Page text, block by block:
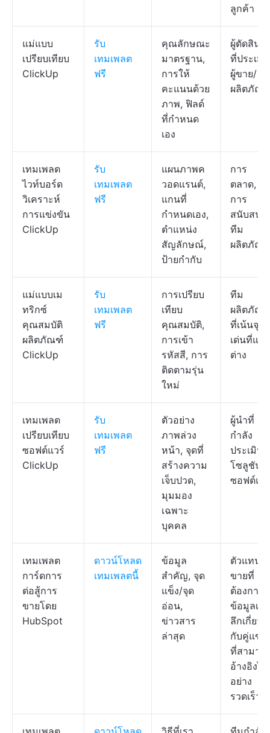
ลูกค้า
แม่แบบ
เปรียบเทียบ
ClickUp
รับ
เทมเพลต
ฟรี
คุณลักษณะ
มาตรฐาน,
การให้
คะแนนด้วย
ภาพ, ฟิลด์
ที่กำหนด
เอง
ผู้ตัดสินใจ
ที่ประเมิน
ผู้ขาย/
ผลิตภัณ
เทมเพลต
ไวท์บอร์ด
วิเคราะห์
การแข่งขัน
ClickUp
รับ
เทมเพลต
ฟรี
แผนภาพค
วอดแรนต์,
แกนที่
กำหนดเอง,
ตำแหน่ง
สัญลักษณ์,
ป้ายกำกับ
การ
ตลาด,
การ
สนับสนุน,
ทีม
ผลิตภัณ
แม่แบบเม
ทริกซ์
คุณสมบัติ
ผลิตภัณฑ์
ClickUp
รับ
เทมเพลต
ฟรี
การเปรียบ
เทียบ
คุณสมบัติ,
การเข้า
รหัสสี, การ
ติดตามรุ่น
ใหม่
ทีม
ผลิตภัณ
ที่เน้นจุด
เด่นที่แตก
ต่าง
เทมเพลต
เปรียบเทียบ
ซอฟต์แวร์
ClickUp
รับ
เทมเพลต
ฟรี
ตัวอย่าง
ภาพล่วง
หน้า, จุดที่
สร้างความ
เจ็บปวด,
มุมมอง
เฉพาะ
บุคคล
ผู้นำที่
กำลัง
ประเมิน
โซลูชัน
ซอฟต์แว
เทมเพลต
การ์ดการ
ต่อสู้การ
ขายโดย
HubSpot
ดาวน์โหลด
เทมเพลตนี้
ข้อมูล
สำคัญ, จุด
แข็ง/จุด
อ่อน,
ข่าวสาร
ล่าสุด
ตัวแทน
ขายที่
ต้องการ
ข้อมูลเชิง
ลึกเกี่ยว
กับคู่แข่ง
ที่สามาร
อ้างอิงได้
อย่าง
รวดเร็ว